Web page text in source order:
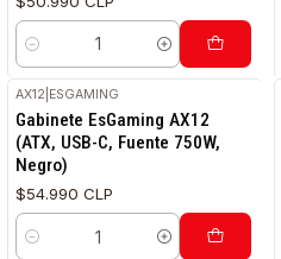
Cantidad
AX12 ESGAMING
Gabinete EsGaming AX12
(ATX, USB-C, Fuente 750W,
Negro)
$54.990 CLP
Cantidad